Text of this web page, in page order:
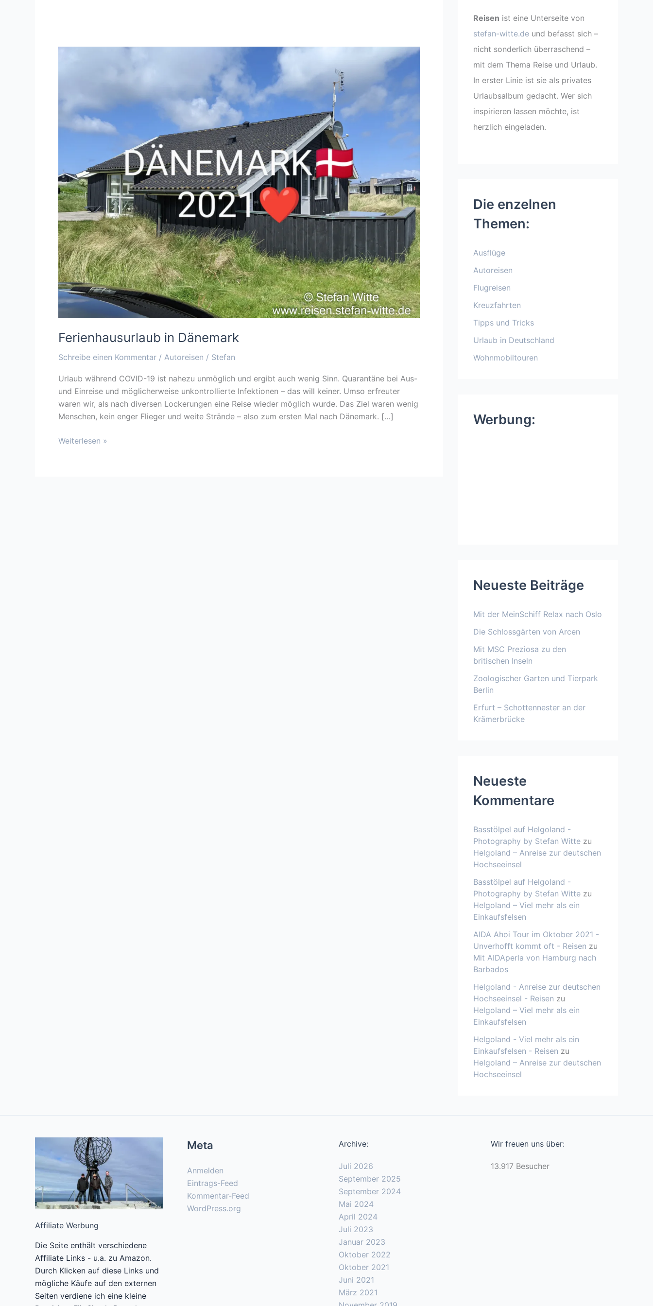
Ferienhausurlaub in Dänemark
Schreibe einen Kommentar / Autoreisen / Stefan
Urlaub während COVID-19 ist nahezu unmöglich und ergibt auch wenig Sinn. Quarantäne bei Aus-
und Einreise und möglicherweise unkontrollierte Infektionen – das will keiner. Umso erfreuter
waren wir, als nach diversen Lockerungen eine Reise wieder möglich wurde. Das Ziel waren wenig
Menschen, kein enger Flieger und weite Strände – also zum ersten Mal nach Dänemark. […]
Weiterlesen »
Reisen ist eine Unterseite von
stefan-witte.de und befasst sich –
nicht sonderlich überraschend –
mit dem Thema Reise und Urlaub.
In erster Linie ist sie als privates
Urlaubsalbum gedacht. Wer sich
inspirieren lassen möchte, ist
herzlich eingeladen.
Die enzelnen
Themen:
Ausflüge
Autoreisen
Flugreisen
Kreuzfahrten
Tipps und Tricks
Urlaub in Deutschland
Wohnmobiltouren
Werbung:
Neueste Beiträge
Mit der MeinSchiff Relax nach Oslo
Die Schlossgärten von Arcen
Mit MSC Preziosa zu den
britischen Inseln
Zoologischer Garten und Tierpark
Berlin
Erfurt – Schottennester an der
Krämerbrücke
Neueste
Kommentare
Basstölpel auf Helgoland -
Photography by Stefan Witte zu
Helgoland – Anreise zur deutschen
Hochseeinsel
Basstölpel auf Helgoland -
Photography by Stefan Witte zu
Helgoland – Viel mehr als ein
Einkaufsfelsen
AIDA Ahoi Tour im Oktober 2021 -
Unverhofft kommt oft - Reisen zu
Mit AIDAperla von Hamburg nach
Barbados
Helgoland - Anreise zur deutschen
Hochseeinsel - Reisen zu
Helgoland – Viel mehr als ein
Einkaufsfelsen
Helgoland - Viel mehr als ein
Einkaufsfelsen - Reisen zu
Helgoland – Anreise zur deutschen
Hochseeinsel
Affiliate Werbung
Die Seite enthält verschiedene
Affiliate Links - u.a. zu Amazon.
Durch Klicken auf diese Links und
mögliche Käufe auf den externen
Seiten verdiene ich eine kleine
Meta
Anmelden
Eintrags-Feed
Kommentar-Feed
WordPress.org
Archive:
Juli 2026
September 2025
September 2024
Mai 2024
April 2024
Juli 2023
Januar 2023
Oktober 2022
Oktober 2021
Juni 2021
März 2021
Wir freuen uns über:
13.917 Besucher